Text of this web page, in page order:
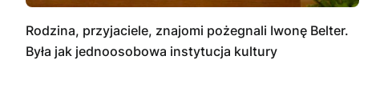
Rodzina, przyjaciele, znajomi pożegnali Iwonę Belter.
Była jak jednoosobowa instytucja kultury